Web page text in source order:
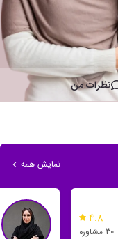
نظرات من
نمایش همه
4.8
30 مشاوره